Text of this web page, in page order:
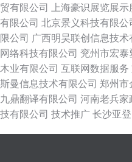
贸有限公司
上海豪识展览展
有限公司 北京景义科技有限公
限公司 广西明昊联创信息技术
网络科技有限公司 兖州市宏泰
木业有限公司 互联网数据服务
斯曼信息技术有限公司 郑州市
九鼎翻译有限公司 河南老兵家
技有限公司 技术推广 长沙亚